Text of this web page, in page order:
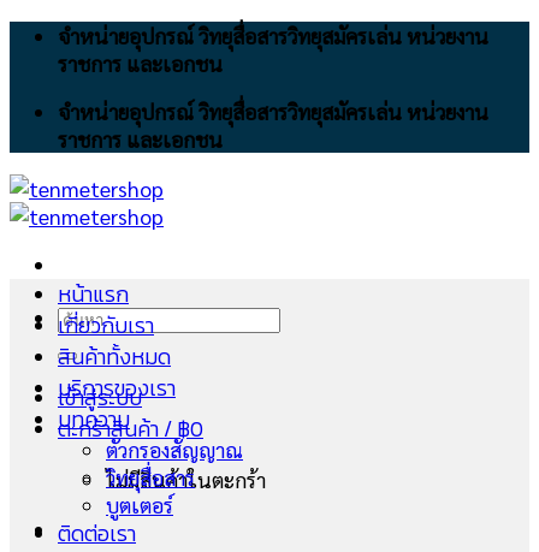
Skip
จำหน่ายอุปกรณ์ วิทยุสื่อสารวิทยุสมัครเล่น หน่วยงาน
ราชการ และเอกชน
จำหน่ายอุปกรณ์ วิทยุสื่อสารวิทยุสมัครเล่น หน่วยงาน
ราชการ และเอกชน
ค้นหา:
เข้าสู่ระบบ
ตะกร้าสินค้า /฿0
ไม่มีสินค้าในตะกร้า
หน้าแรก
เกี่ยวกับเรา
สินค้าทั้งหมด
บริการของเรา
บทความ
ตัวกรองสัญญาณ
วิทยุสื่อสาร
บูตเตอร์
ติดต่อเรา